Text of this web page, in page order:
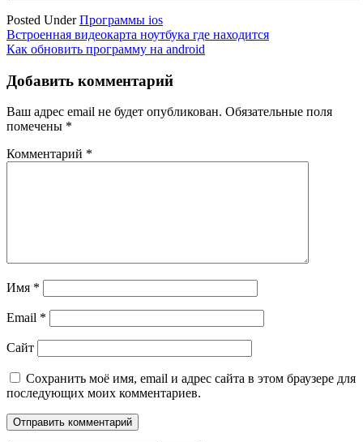
Posted UnderПрограммы ios
Навигация
по
записям
Встроенная видеокарта ноутбука где находится
Как обновить программу на android
Добавить комментарий
Ваш адрес email не будет опубликован. Обязательные поля
помечены *
Комментарий *
Имя *
Email *
Сайт
Сохранить моё имя, email и адрес сайта в этом браузере для
последующих моих комментариев.